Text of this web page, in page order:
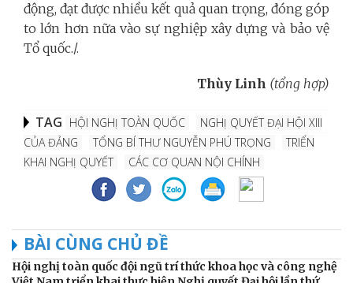
động, đạt được nhiều kết quả quan trọng, đóng góp
to lớn hơn nữa vào sự nghiệp xây dựng và bảo vệ
Tổ quốc./.
Thùy Linh (tổng hợp)
TAG HỘI NGHỊ TOÀN QUỐC
NGHỊ QUYẾT ĐẠI HỘI XIII
CỦA ĐẢNG
TỔNG BÍ THƯ NGUYỄN PHÚ TRỌNG
TRIỂN
KHAI NGHỊ QUYẾT
CÁC CƠ QUAN NỘI CHÍNH
BÀI CÙNG CHỦ ĐỀ
Hội nghị toàn quốc đội ngũ trí thức khoa học và công nghệ